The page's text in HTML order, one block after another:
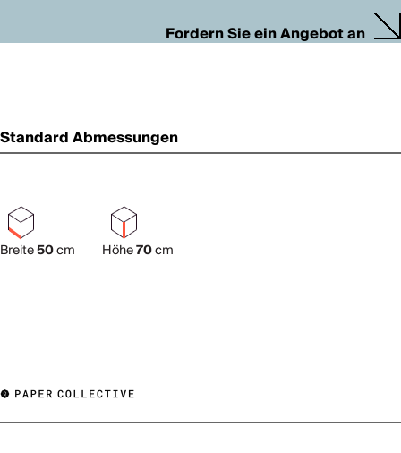
Fordern Sie ein Angebot an
Standard Abmessungen
Breite50cm Höhe70cm